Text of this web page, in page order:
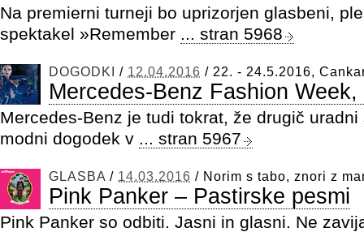
Na premierni turneji bo uprizorjen glasbeni,
spektakel »Remember ... stran 5968
DOGODKI / 12.04.2016 / 22. - 24.5.2016,
Mercedes-Benz Fashion Week,
Mercedes-Benz je tudi tokrat, že drugič
modni dogodek v ... stran 5967
GLASBA / 14.03.2016 / Norim s tabo, znori z
Pink Panker – Pastirske pesmi
Pink Panker so odbiti. Jasni in glasni. Ne